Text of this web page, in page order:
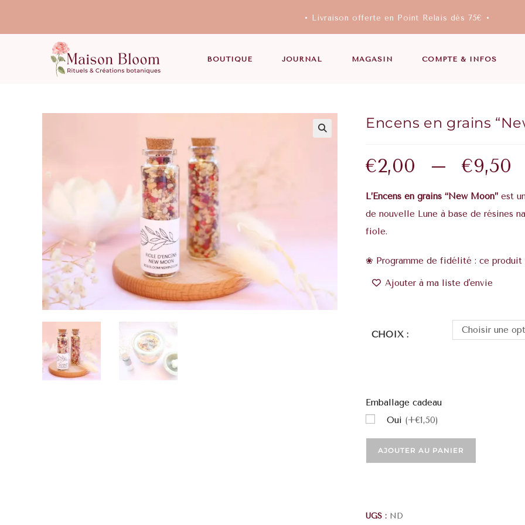
• Livraison offerte en Point Relais dès 75€ •
BOUTIQUE JOURNAL MAGASIN COMPTE & INFOS
Encens en grains
€2,00 – €9,50
L’Encens en grains “New Moon” est
de nouvelle Lune à base de résines
fiole.
❀ Programme de fidélité : ce produit
Ajouter à ma liste d'envie
CHOIX : Choisir une
Emballage cadeau
Oui (+€1,50)
AJOUTER AU PANIER
UGS : ND